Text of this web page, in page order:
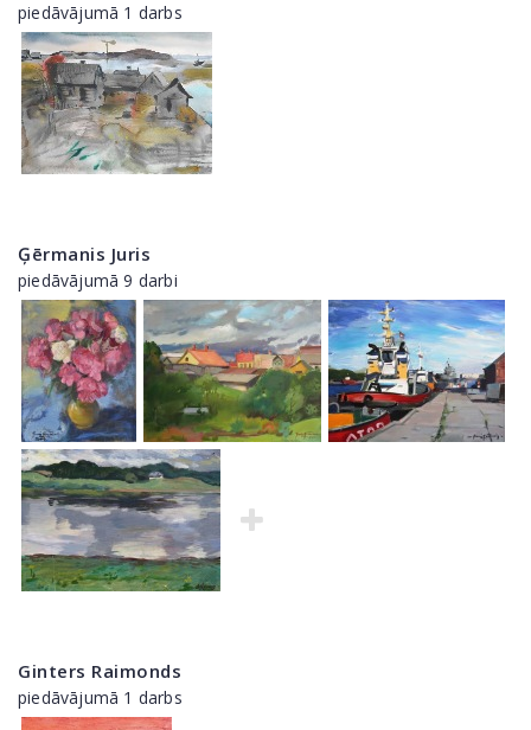
piedāvājumā 1 darbs
Ģērmanis Juris
piedāvājumā 9 darbi
Ginters Raimonds
piedāvājumā 1 darbs